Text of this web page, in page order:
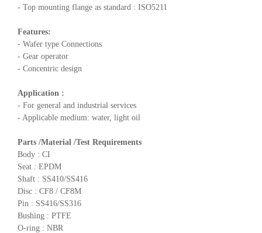
- Top mounting flange as standard : ISO5211
Features:
- Wafer type Connections
- Gear operator
- Concentric design
Application :
- For general and industrial services
- Applicable medium: water, light oil
Parts /Material /Test Requirements
Body : CI
Seat : EPDM
Shaft : SS410/SS416
Disc : CF8 / CF8M
Pin : SS416/SS316
Bushing : PTFE
O-ring : NBR